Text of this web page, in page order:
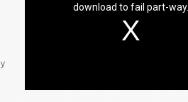
download to fail part-way.